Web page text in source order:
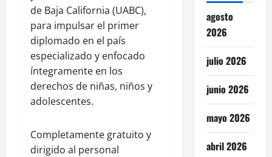
de Baja California (UABC),
para impulsar el primer
diplomado en el país
especializado y enfocado
íntegramente en los
derechos de niñas, niños y
adolescentes.
Completamente gratuito y
dirigido al personal
agosto
2026
julio 2026
junio 2026
mayo 2026
abril 2026